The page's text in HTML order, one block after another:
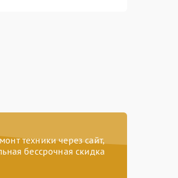
техники через сайт,
бессрочная скидка